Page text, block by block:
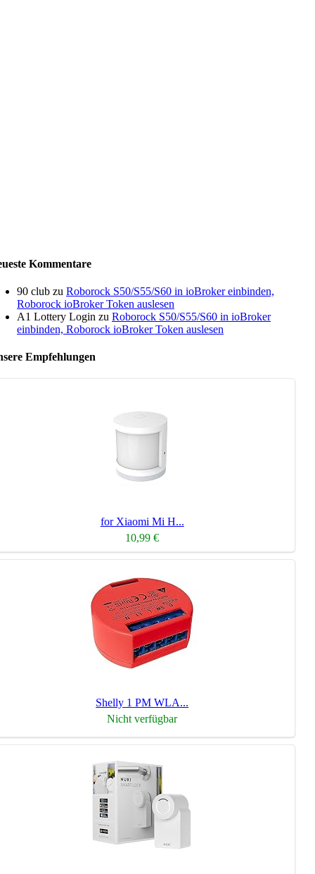
Kommentare
90 club zu Roborock S50/S55/S60 in ioBroker einbinden,
Roborock ioBroker Token auslesen
A1 Lottery Login zu Roborock S50/S55/S60 in ioBroker
einbinden, Roborock ioBroker Token auslesen
Empfehlungen
for Xiaomi Mi H...
10,99 €
Shelly 1 PM WLA...
Nicht verfügbar